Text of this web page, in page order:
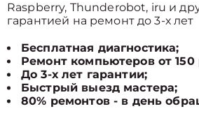
Raspberry, Thunderobot, iru и
гарантией на ремонт до 3-х лет
Бесплатная диагностика;
Ремонт компьютеров от 150
До 3-х лет гарантии;
Быстрый выезд мастера;
80% ремонтов - в день